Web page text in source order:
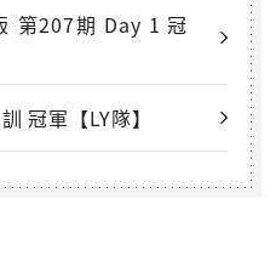
第207期 Day 1 冠
冠軍【LY隊】